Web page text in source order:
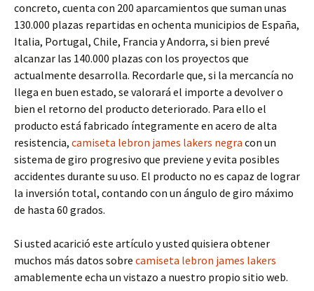
concreto, cuenta con 200 aparcamientos que suman unas
130.000 plazas repartidas en ochenta municipios de España,
Italia, Portugal, Chile, Francia y Andorra, si bien prevé
alcanzar las 140.000 plazas con los proyectos que
actualmente desarrolla. Recordarle que, si la mercancía no
llega en buen estado, se valorará el importe a devolver o
bien el retorno del producto deteriorado. Para ello el
producto está fabricado íntegramente en acero de alta
resistencia, camiseta lebron james lakers negra con un
sistema de giro progresivo que previene y evita posibles
accidentes durante su uso. El producto no es capaz de lograr
la inversión total, contando con un ángulo de giro máximo
de hasta 60 grados.
Si usted acarició este artículo y usted quisiera obtener
muchos más datos sobre camiseta lebron james lakers
amablemente echa un vistazo a nuestro propio sitio web.